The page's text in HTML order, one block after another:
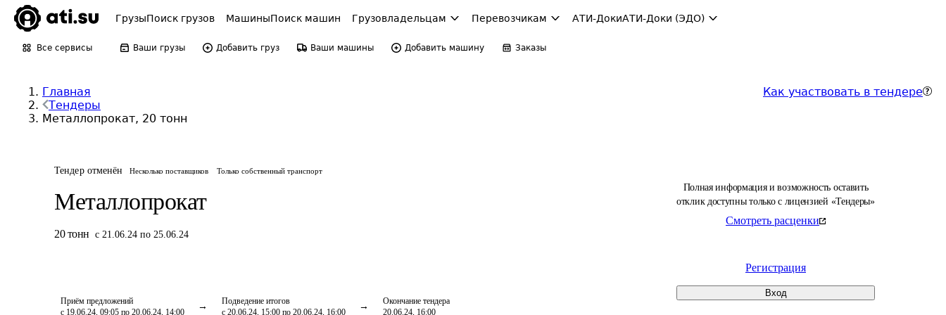
ГрузыПоиск грузов МашиныПоиск машин Грузовладельцам Перевозчикам АТИ-ДокиАТИ-Доки (ЭДО)
Все сервисы Ваши грузы Добавить груз Ваши машины Добавить машину Заказы
Главная
Тендеры
Металлопрокат, 20 тонн
Как участвовать в тендере
Тендер отменён Несколько поставщиков Только собственный транспорт
Металлопрокат
20 тонн с 21.06.24 по 25.06.24
Приём предложений
с 19.06.24, 09:05 по 20.06.24, 14:00
Подведение итогов
с 20.06.24, 15:00 по 20.06.24, 16:00
Окончание тендера
20.06.24, 16:00
Полная информация и возможность оставить
отклик доступны только с лицензией «Тендеры»
Смотреть расценки
Регистрация
Вход